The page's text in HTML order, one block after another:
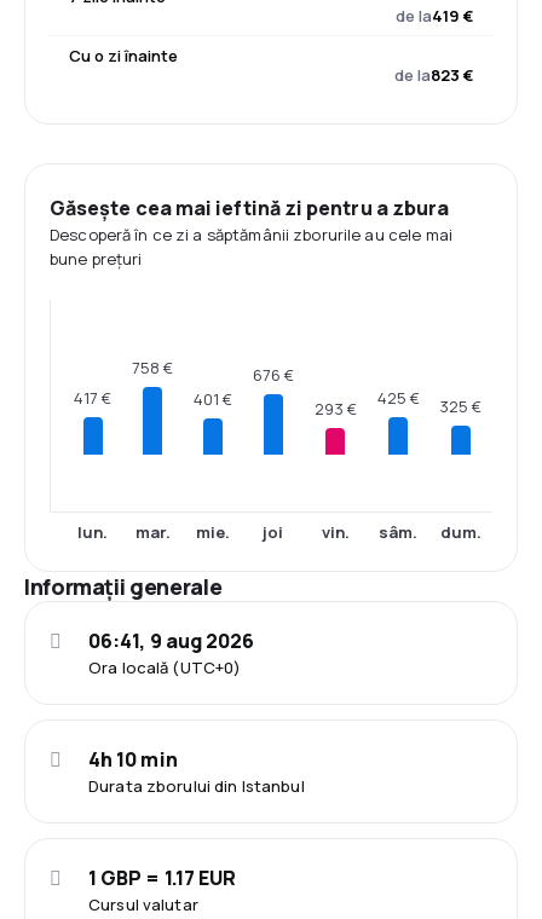
de la419 €
Cu o zi înainte
de la823 €
Găsește cea mai ieftină zi pentru a zbura
Descoperă în ce zi a săptămânii zborurile au cele mai
bune prețuri
417 €
lun.
758 €
mar.
401 €
mie.
676 €
joi
293 €
vin.
425 €
sâm.
325 €
dum.
Informații generale
Ora locală (UTC+0)
06:41, 9 aug 2026
Durata zborului din Istanbul
4h 10 min
Cursul valutar
1 GBP = 1.17 EUR